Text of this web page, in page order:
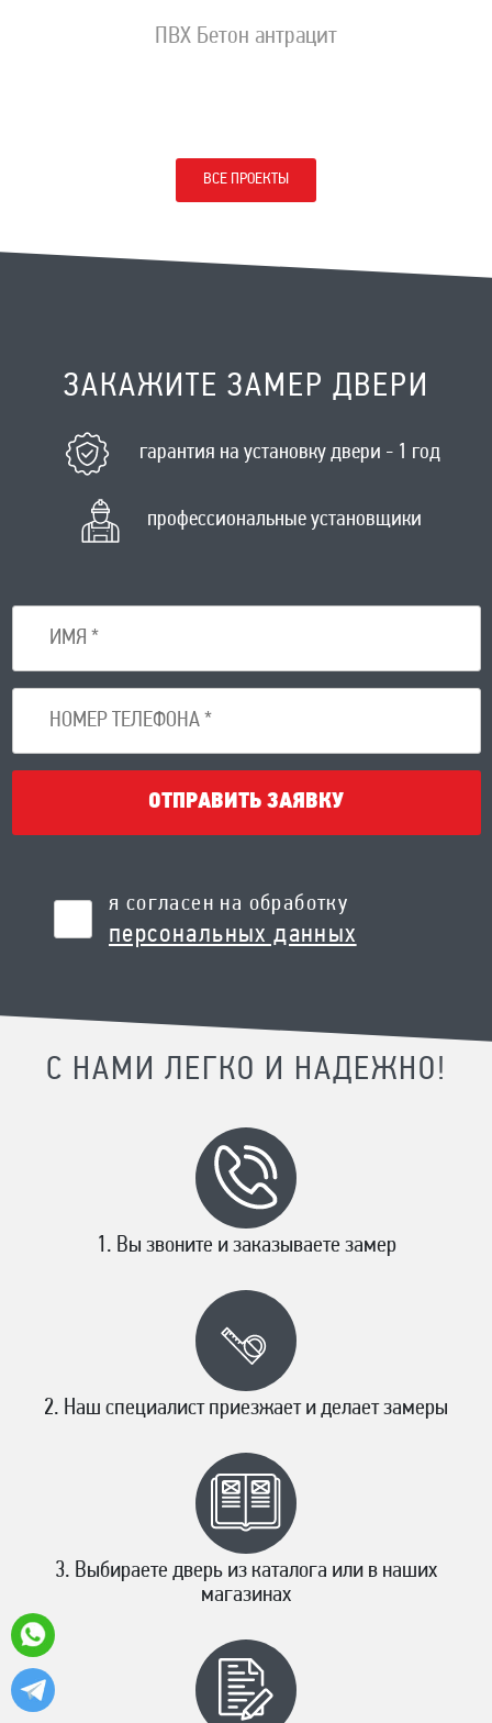
ПВХ Бетон антрацит
ВСЕ ПРОЕКТЫ
ЗАКАЖИТЕ ЗАМЕР ДВЕРИ
гарантия на установку двери - 1 год
профессиональные установщики
ОТПРАВИТЬ ЗАЯВКУ
я согласен на обработку
персональных данных
С НАМИ ЛЕГКО И НАДЕЖНО!
Вы звоните и заказываете замер
Наш специалист приезжает и делает замеры
Выбираете дверь из каталога или в наших
магазинах